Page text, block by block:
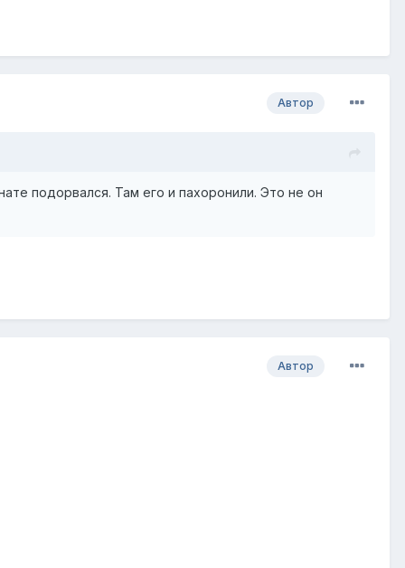
Автор
подорвался. Там его и пахоронили. Это не он
Автор